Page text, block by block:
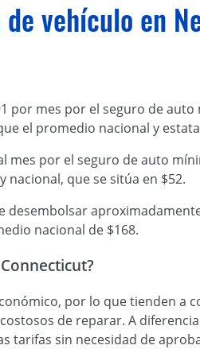
vehículo en
por mes por el seguro de
el promedio nacional y
mes por el seguro de auto
nacional, que se sitúa en $52.
nacional de $168.
por lo que tienden a
de reparar. A
tarifas sin necesidad de